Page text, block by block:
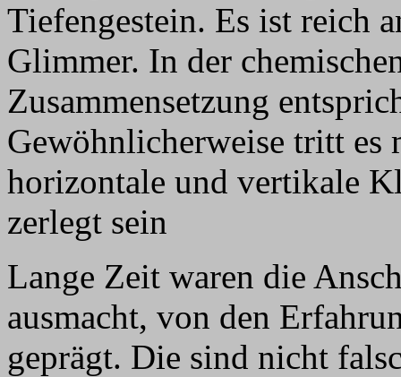
Tiefengestein. Es ist reich
Glimmer. In der
Zusammensetzung
Gewöhnlicherweise tritt es
horizontale und vertikale
zerlegt sein
Lange Zeit waren die
ausmacht, von den
geprägt. Die sind nicht